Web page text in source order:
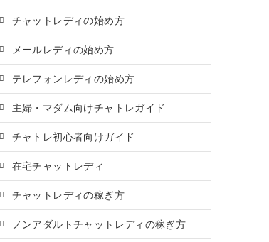
チャットレディの始め方
メールレディの始め方
テレフォンレディの始め方
主婦・マダム向けチャトレガイド
チャトレ初心者向けガイド
在宅チャットレディ
チャットレディの稼ぎ方
ノンアダルトチャットレディの稼ぎ方